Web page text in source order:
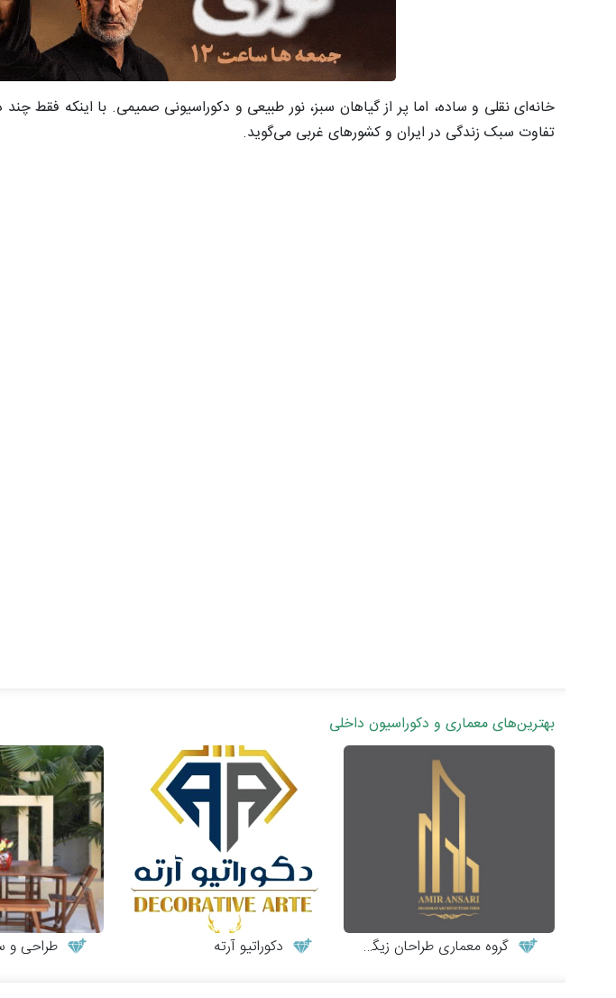
خانه‌ای نقلی و ساده، اما پر از گیاهان سبز، نور طبیعی و دکوراسیونی صمیمی. با اینکه فقط
تفاوت سبک زندگی در ایران و کشورهای غربی می‌گوید.
بهترین‌های معماری و دکوراسیون داخلی
گروه معماری طراحان زیگورات دکوراتیو آرته طراحی و